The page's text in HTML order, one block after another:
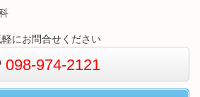
軽にお問合せください
098-974-2121